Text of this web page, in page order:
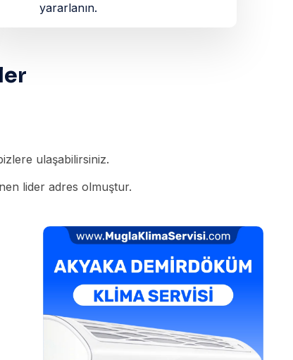
yararlanın.
ulaşabilirsiniz.
lider adres olmuştur.